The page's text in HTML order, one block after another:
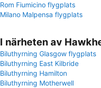
Rom Fiumicino flygplats
Milano Malpensa flygplats
I närheten av
Biluthyrning Glasgow flygplats
Biluthyrning East Kilbride
Biluthyrning Hamilton
Biluthyrning Motherwell